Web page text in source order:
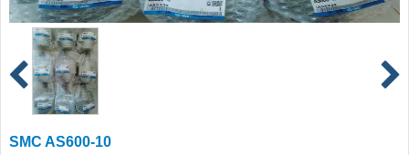
SMC AS600-10